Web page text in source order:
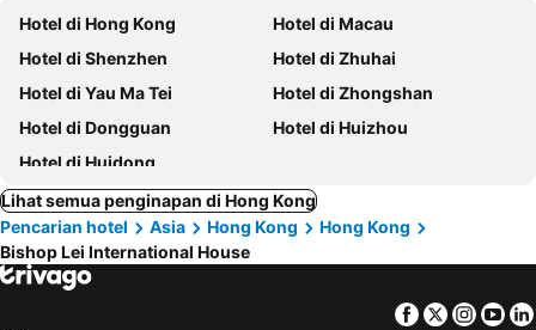
Hotel di Hong Kong
Hotel di Macau
Hotel di Shenzhen
Hotel di Zhuhai
Hotel di Yau Ma Tei
Hotel di Zhongshan
Hotel di Dongguan
Hotel di Huizhou
Hotel di Huidong
Lihat semua penginapan di Hong Kong
Pencarian hotel
Asia Hong Kong
Hong Kong
Bishop Lei International House
Facebook
Twitter